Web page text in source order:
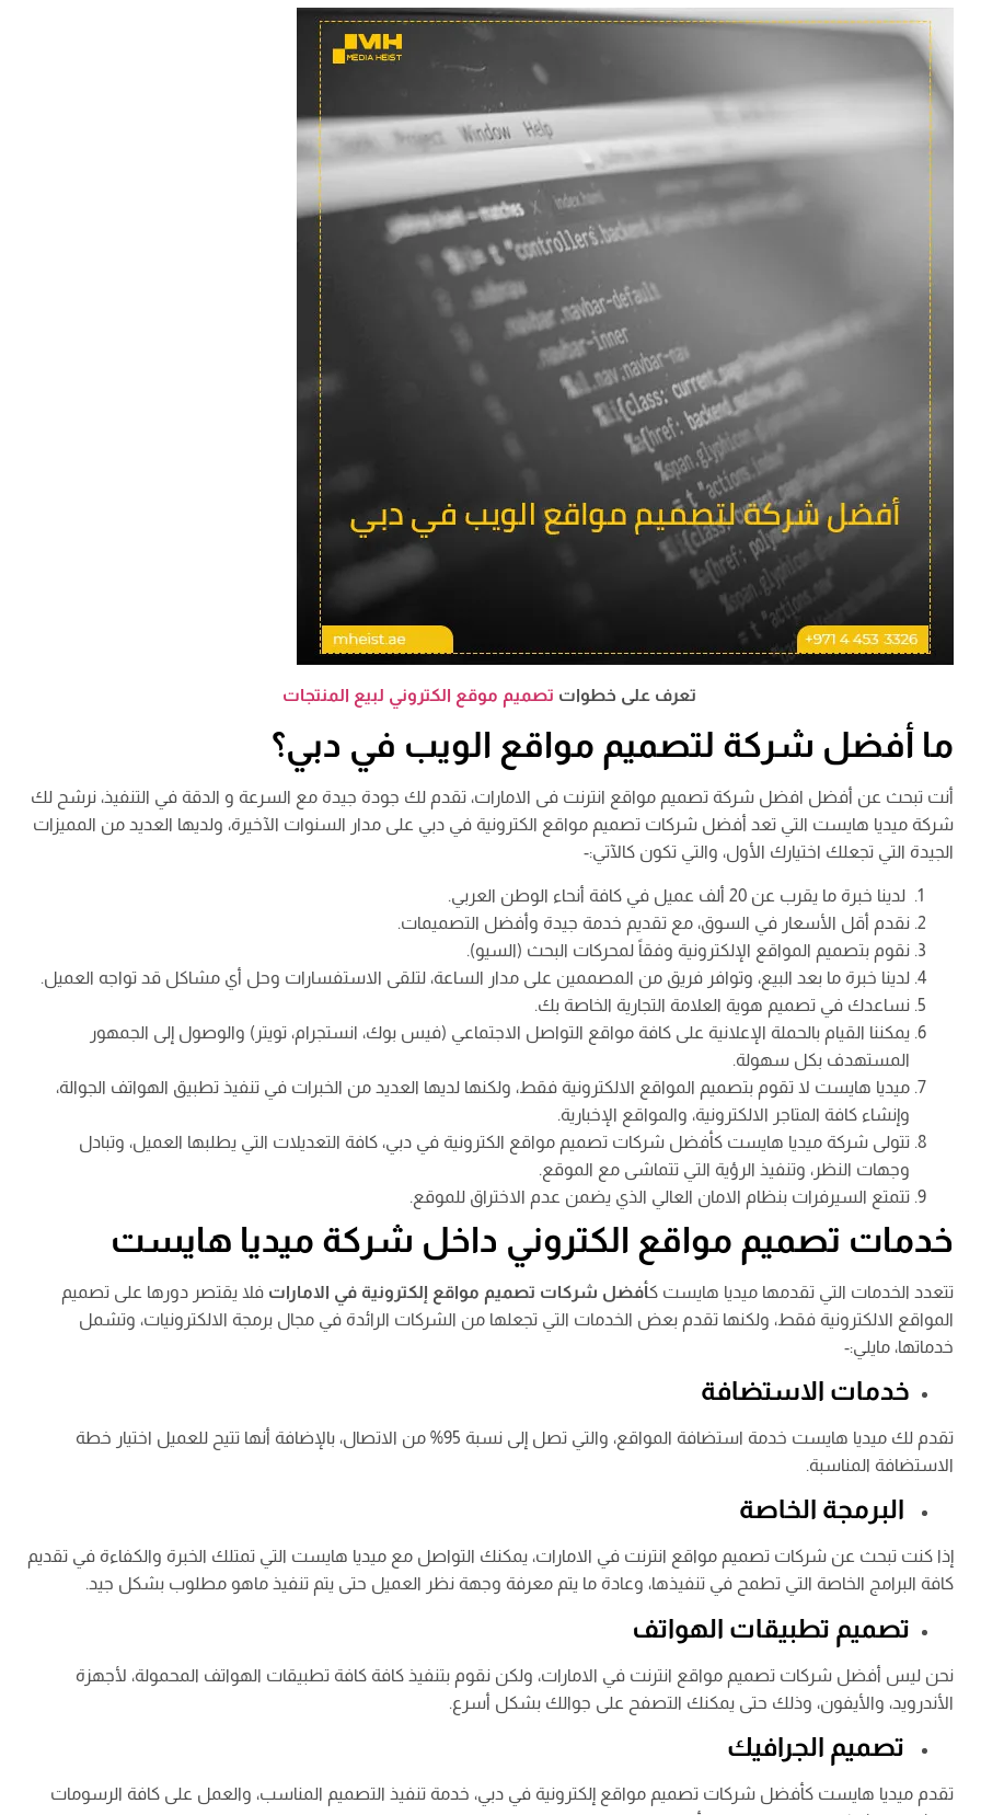
تعرف على خطوات تصميم موقع الكتروني لبيع المنتجات
ما أفضل شركة لتصميم مواقع الويب في دبي؟
أنت تبحث عن أفضل افضل شركة تصميم مواقع انترنت فى الامارات، تقدم لك جودة جيدة مع السرعة و الدقة في التنفيذ، نرشح لك
شركة ميديا هايست التي تعد أفضل شركات تصميم مواقع الكترونية في دبي على مدار السنوات الآخيرة، ولديها العديد من المميزات
الجيدة التي تجعلك اختيارك الأول، والتي تكون كالآتي:-
لدينا خبرة ما يقرب عن 20 ألف عميل في كافة أنحاء الوطن العربي.
نقدم أقل الأسعار في السوق، مع تقديم خدمة جيدة وأفضل التصميمات.
نقوم بتصميم المواقع الإلكترونية وفقاً لمحركات البحث (السيو).
لدينا خبرة ما بعد البيع، وتوافر فريق من المصممين على مدار الساعة، لتلقى الاستفسارات وحل أي مشاكل قد تواجه العميل.
نساعدك في تصميم هوية العلامة التجارية الخاصة بك.
يمكننا القيام بالحملة الإعلانية على كافة مواقع التواصل الاجتماعي (فيس بوك، انستجرام، تويتر) والوصول إلى الجمهور
المستهدف بكل سهولة.
ميديا هايست لا تقوم بتصميم المواقع الالكترونية فقط، ولكنها لديها العديد من الخبرات في تنفيذ تطبيق الهواتف الجوالة،
وإنشاء كافة المتاجر الالكترونية، والمواقع الإخبارية.
تتولى شركة ميديا هايست كأفضل شركات تصميم مواقع الكترونية في دبي، كافة التعديلات التي يطلبها العميل، وتبادل
وجهات النظر، وتنفيذ الرؤية التي تتماشى مع الموقع.
تتمتع السيرفرات بنظام الامان العالي الذي يضمن عدم الاختراق للموقع.
خدمات تصميم مواقع الكتروني داخل شركة ميديا هايست
تتعدد الخدمات التي تقدمها ميديا هايست كأفضل شركات تصميم مواقع إلكترونية في الامارات فلا يقتصر دورها على تصميم
المواقع الالكترونية فقط، ولكنها تقدم بعض الخدمات التي تجعلها من الشركات الرائدة في مجال برمجة الالكترونيات، وتشمل
خدماتها، مايلي:-
خدمات الاستضافة
تقدم لك ميديا هايست خدمة استضافة المواقع، والتي تصل إلى نسبة 95% من الاتصال، بالإضافة أنها تتيح للعميل اختيار خطة
الاستضافة المناسبة.
البرمجة الخاصة
إذا كنت تبحث عن شركات تصميم مواقع انترنت في الامارات، يمكنك التواصل مع ميديا هايست التي تمتلك الخبرة والكفاءة في تقديم
كافة البرامج الخاصة التي تطمح في تنفيذها، وعادة ما يتم معرفة وجهة نظر العميل حتى يتم تنفيذ ماهو مطلوب بشكل جيد.
تصميم تطبيقات الهواتف
نحن ليس أفضل شركات تصميم مواقع انترنت في الامارات، ولكن نقوم بتنفيذ كافة كافة تطبيقات الهواتف المحمولة، لأجهزة
الأندرويد، والأيفون، وذلك حتى يمكنك التصفح على جوالك بشكل أسرع.
تصميم الجرافيك
تقدم ميديا هايست كأفضل شركات تصميم مواقع إلكترونية في دبي، خدمة تنفيذ التصميم المناسب، والعمل على كافة الرسومات